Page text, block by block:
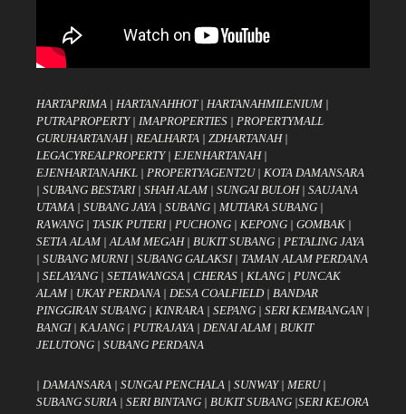
HARTAPRIMA | HARTANAHHOT| HARTANAHMILENIUM|
PUTRAPROPERTY| IMAPROPERTIES | PROPERTYMALL
GURUHARTANAH| REALHARTA | ZDHARTANAH|
LEGACYREALPROPERTY| EJENHARTANAH|
EJENHARTANAHKL | PROPERTYAGENT2U| KOTA DAMANSARA
| SUBANG BESTARI| SHAH ALAM| SUNGAI BULOH| SAUJANA
UTAMA | SUBANG JAYA | SUBANG | MUTIARA SUBANG |
RAWANG | TASIK PUTERI| PUCHONG | KEPONG | GOMBAK |
SETIA ALAM| ALAM MEGAH| BUKIT SUBANG | PETALING JAYA
| SUBANG MURNI| SUBANG GALAKSI| TAMAN ALAM PERDANA
| SELAYANG | SETIAWANGSA | CHERAS | KLANG | PUNCAK
ALAM| UKAY PERDANA | DESA COALFIELD| BANDAR
PINGGIRAN SUBANG | KINRARA | SEPANG | SERI KEMBANGAN |
BANGI| KAJANG | PUTRAJAYA | DENAI ALAM| BUKIT
JELUTONG | SUBANG PERDANA
| DAMANSARA | SUNGAI PENCHALA | SUNWAY| MERU|
SUBANG SURIA | SERI BINTANG | BUKIT SUBANG |SERI KEJORA